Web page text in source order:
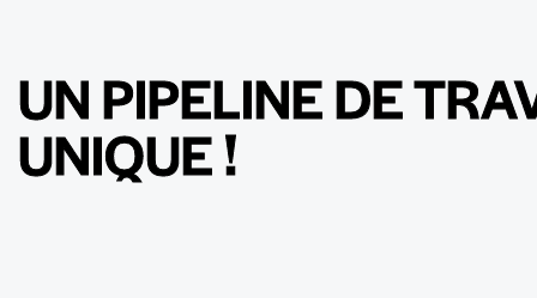
UN PIPELINE DE
UNIQUE !